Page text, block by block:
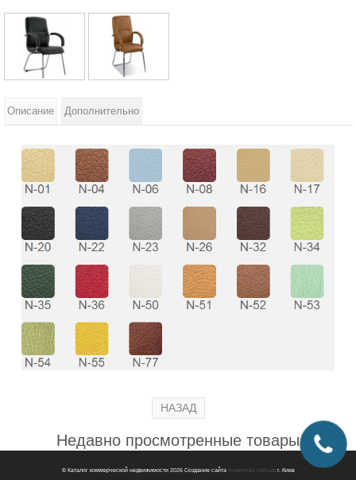
Описание Дополнительно
Недавно просмотренные товары
© Каталог коммерческой недвижимости 2026 Создание сайта it-services.com.ua г. Киев